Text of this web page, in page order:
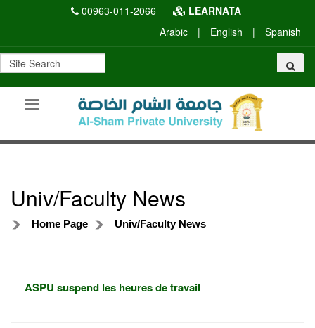
00963-011-2066
LEARNATA
Arabic
| English | Spanish
Univ/Faculty News
Home Page Univ/Faculty News
ASPU suspend les heures de travail